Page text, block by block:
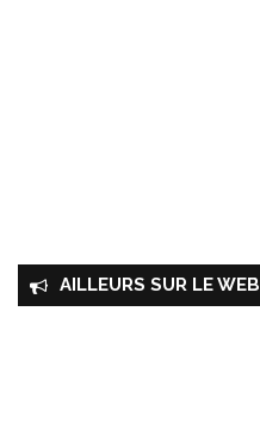
AILLEURS SUR LE WEB